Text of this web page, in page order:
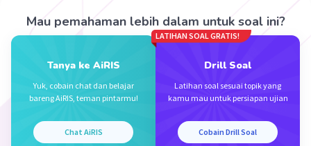
Perhatikan gambar Diagram venn
Jumlah siswa yang gemar matematika
= jumlah siswa yang gemar matematika dan bahasa
= 12 + 5
= 17 siswa
siswa
Mau pemahaman lebih dalam untuk soal ini?
Tanya ke AiRIS
Yuk, cobain chat dan belajar
bareng AiRIS, teman pintarmu!
Chat AiRIS
LATIHAN SOAL GRATIS!
Drill Soal
Latihan soal sesuai topik yang
kamu mau untuk persiapan ujian
Cobain Drill Soal